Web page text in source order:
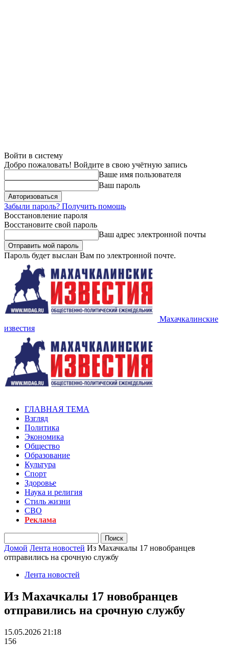
Войти в систему
Добро пожаловать! Войдите в свою учётную запись
Ваше имя пользователя
Ваш пароль
Забыли пароль? Получить помощь
Восстановление пароля
Восстановите свой пароль
Ваш адрес электронной почты
Пароль будет выслан Вам по электронной почте.
Махачкалинские
известия
ГЛАВНАЯ ТЕМА
Взгляд
Политика
Экономика
Общество
Образование
Культура
Спорт
Здоровье
Наука и религия
Стиль жизни
СВО
Реклама
Домой Лента новостей Из Махачкалы 17 новобранцев
отправились на срочную службу
Лента новостей
Из Махачкалы 17 новобранцев
отправились на срочную службу
15.05.2026 21:18
156